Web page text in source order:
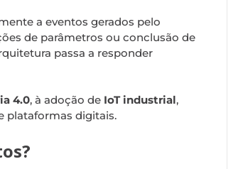
a eventos gerados pelo
de parâmetros ou conclusão de
passa a responder
4.0, à adoção de IoT industrial,
plataformas digitais.